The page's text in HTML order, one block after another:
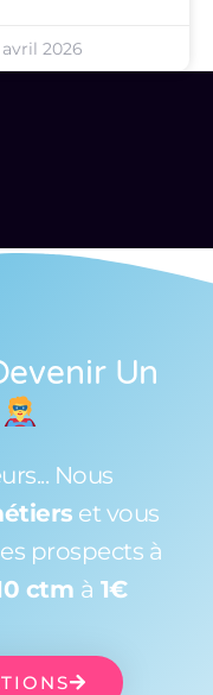
2026
Un
Nous
et vous
prospects à
ctm à 1€